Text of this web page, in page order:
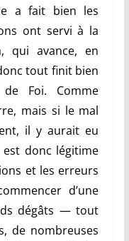
a fait bien les
ont servi à la
qui avance, en
tout finit bien
Foi. Comme
mais si le mal
il y aurait eu
donc légitime
et les erreurs
d’une
dégâts — tout
de nombreuses